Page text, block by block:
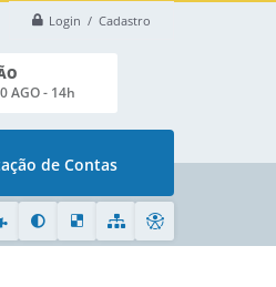
Login / Cadastro
AGO - 14h
de Contas